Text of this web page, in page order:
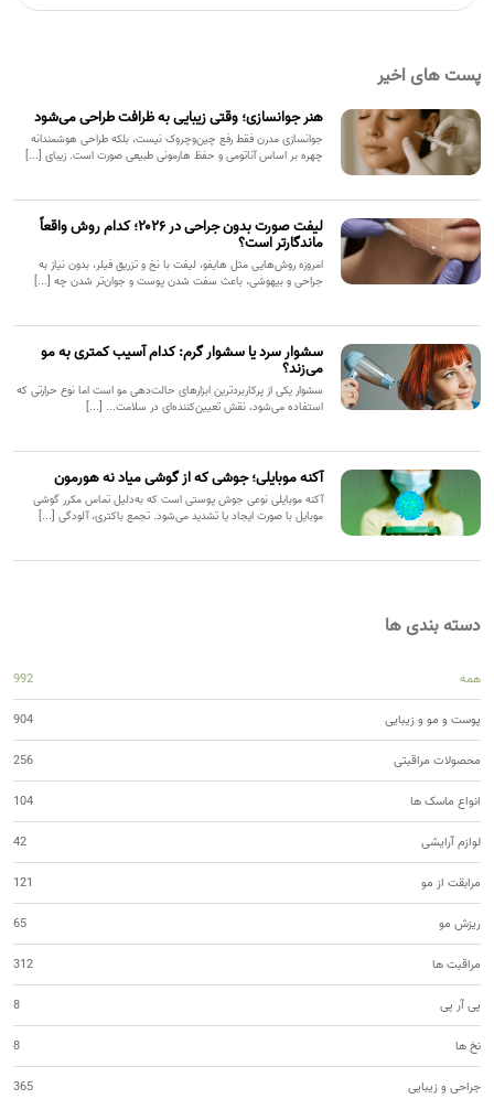
پست های اخیر
هنر جوانسازی؛ وقتی زیبایی به ظرافت طراحی می‌شود
جوانسازی مدرن فقط رفع چین‌وچروک نیست، بلکه طراحی هوشمندانه
چهره بر اساس آناتومی و حفظ هارمونی طبیعی صورت است. زیبای [...]
لیفت صورت بدون جراحی در ۲۰۲۶؛ کدام روش واقعاً
ماندگارتر است؟
امروزه روش‌هایی مثل هایفو، لیفت با نخ و تزریق فیلر، بدون نیاز به
جراحی و بیهوشی، باعث سفت شدن پوست و جوان‌تر شدن چه [...]
سشوار سرد یا سشوار گرم: کدام آسیب کمتری به مو
می‌زند؟
سشوار یکی از پرکاربردترین ابزارهای حالت‌دهی مو است اما نوع حرارتی که
استفاده می‌شود، نقش تعیین‌کننده‌ای در سلامت... [...]
آکنه موبایلی؛ جوشی که از گوشی میاد نه هورمون
آکنه موبایلی نوعی جوش پوستی است که به‌دلیل تماس مکرر گوشی
موبایل با صورت ایجاد یا تشدید می‌شود. تجمع باکتری، آلودگی [...]
دسته بندی ها
همه 992
پوست و مو و زیبایی 904
محصولات مراقبتی 256
انواع ماسک ها 104
لوازم آرایشی 42
مرابقت از مو 121
ریزش مو 65
مراقبت ها 312
پی آر پی 8
نخ ها 8
جراحی و زیبایی 365